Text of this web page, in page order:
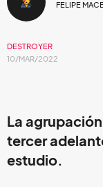
FELIPE
DESTROYER
10/MAR/2022
La
tercer
estudio.